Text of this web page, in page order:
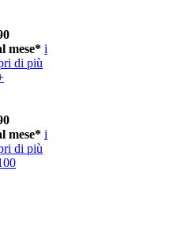
mese* i
di più
mese* i
di più